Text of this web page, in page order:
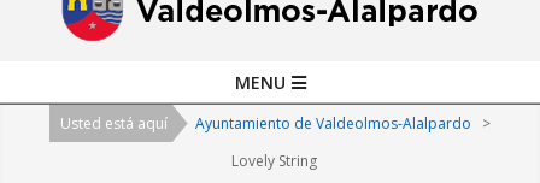
Navigation
MENU
Usted está aquí Ayuntamiento de Valdeolmos-Alalpardo
>
Lovely String